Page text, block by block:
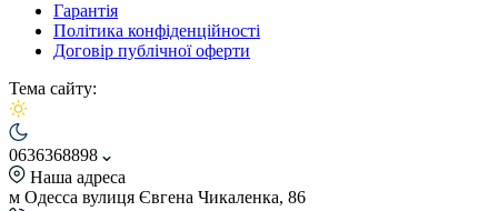
Гарантія
Політика конфіденційності
Договір публічної оферти
Тема сайту:
0636368898
Наша адреса
м Одесса вулиця Євгена Чикаленка, 86